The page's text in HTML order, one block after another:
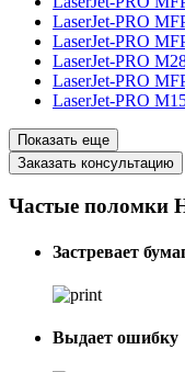
LaserJet-PRO
LaserJet-PRO
LaserJet-PRO
LaserJet-PRO
LaserJet-PRO
Показать еще
Заказать консультацию
Частые поломки
Застревает
Выдает ошибку